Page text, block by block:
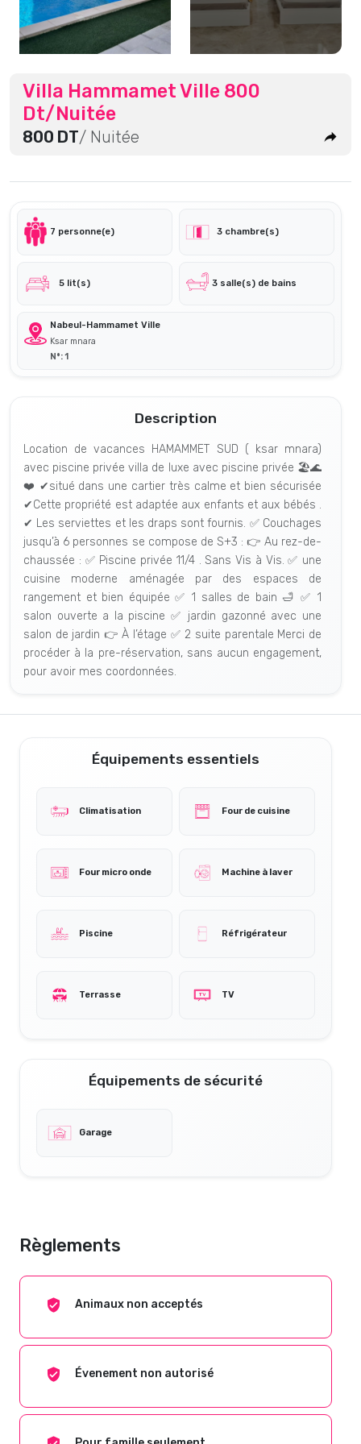
Villa Hammamet Ville 800
Dt/Nuitée
800 DT/ Nuitée
7 personne(e) 3 chambre(s)
5 lit(s) 3 salle(s) de bains
Nabeul-Hammamet Ville
Ksar mnara
N°: 1
Description
Location de vacances HAMAMMET SUD ( ksar mnara)
avec piscine privée villa de luxe avec piscine privée 🏖🌊
❤️ ✔situé dans une cartier très calme et bien sécurisée
✔Cette propriété est adaptée aux enfants et aux bébés .
✔ Les serviettes et les draps sont fournis. ✅ Couchages
jusqu’à 6 personnes se compose de S+3 : 👉 Au rez-de-
chaussée : ✅ Piscine privée 11/4 . Sans Vis à Vis. ✅ une
cuisine moderne aménagée par des espaces de
rangement et bien équipée ✅ 1 salles de bain 🛁 ✅ 1
salon ouverte a la piscine ✅ jardin gazonné avec une
salon de jardin 👉 À l’étage ✅ 2 suite parentale Merci de
procéder à la pre-réservation, sans aucun engagement,
pour avoir mes coordonnées.
Équipements essentiels
Climatisation Four de cuisine
Four micro onde Machine à laver
Piscine Réfrigérateur
Terrasse TV
Équipements de sécurité
Garage
Règlements
Animaux non acceptés
Évenement non autorisé